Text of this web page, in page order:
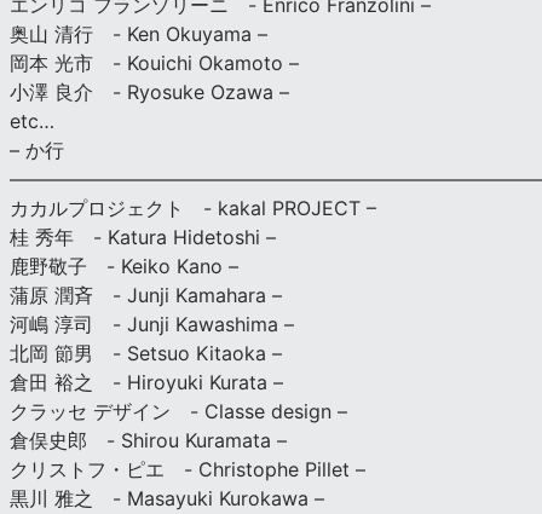
エンリコ フランゾリーニ - Enrico Franzolini –
奥山 清行 - Ken Okuyama –
岡本 光市 - Kouichi Okamoto –
小澤 良介 - Ryosuke Ozawa –
etc…
– か行
カカルプロジェクト - kakal PROJECT –
桂 秀年 - Katura Hidetoshi –
鹿野敬子 - Keiko Kano –
蒲原 潤斉 - Junji Kamahara –
河嶋 淳司 - Junji Kawashima –
北岡 節男 - Setsuo Kitaoka –
倉田 裕之 - Hiroyuki Kurata –
クラッセ デザイン - Classe design –
倉俣史郎 - Shirou Kuramata –
クリストフ・ピエ - Christophe Pillet –
黒川 雅之 - Masayuki Kurokawa –